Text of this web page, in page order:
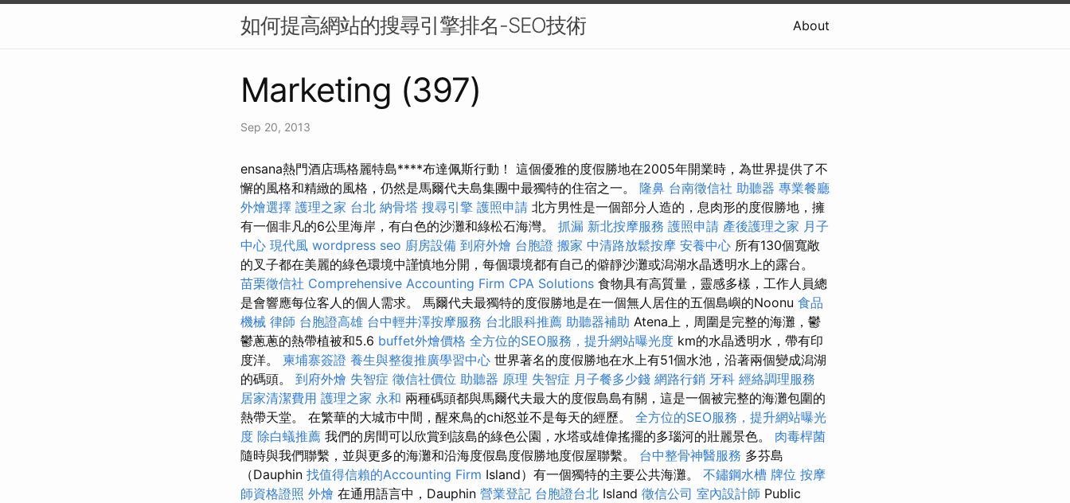
如何提高網站的搜尋引擎排名-SEO技術 About
Marketing (397)
Sep 20, 2013
️ensana熱門酒店瑪格麗特島****布達佩斯行動！ 這個優雅的度假勝地在2005年開業時，為世界提供了不
懈的風格和精緻的風格，仍然是馬爾代夫島集團中最獨特的住宿之一。 隆鼻 台南徵信社 助聽器 專業餐廳
外燴選擇 護理之家 台北 納骨塔 搜尋引擎 護照申請 北方男性是一個部分人造的，息肉形的度假勝地，擁
有一個非凡的6公里海岸，有白色的沙灘和綠松石海灣。 抓漏 新北按摩服務 護照申請 產後護理之家 月子
中心 現代風 wordpress seo 廚房設備 到府外燴 台胞證 搬家 中清路放鬆按摩 安養中心 所有130個寬敞
的叉子都在美麗的綠色環境中謹慎地分開，每個環境都有自己的僻靜沙灘或潟湖水晶透明水上的露台。
苗栗徵信社 Comprehensive Accounting Firm CPA Solutions 食物具有高質量，靈感多樣，工作人員總
是會響應每位客人的個人需求。 馬爾代夫最獨特的度假勝地是在一個無人居住的五個島嶼的Noonu 食品
機械 律師 台胞證高雄 台中輕井澤按摩服務 台北眼科推薦 助聽器補助 Atena上，周圍是完整的海灘，鬱
鬱蔥蔥的熱帶植被和5.6 buffet外燴價格 全方位的SEO服務，提升網站曝光度 km的水晶透明水，帶有印
度洋。 柬埔寨簽證 養生與整復推廣學習中心 世界著名的度假勝地在水上有51個水池，沿著兩個變成潟湖
的碼頭。 到府外燴 失智症 徵信社價位 助聽器 原理 失智症 月子餐多少錢 網路行銷 牙科 經絡調理服務
居家清潔費用 護理之家 永和 兩種碼頭都與馬爾代夫最大的度假島島有關，這是一個被完整的海灘包圍的
熱帶天堂。 在繁華的大城市中間，醒來鳥的chi怒並不是每天的經歷。 全方位的SEO服務，提升網站曝光
度 除白蟻推薦 我們的房間可以欣賞到該島的綠色公園，水塔或雄偉搖擺的多瑙河的壯麗景色。 肉毒桿菌
隨時與我們聯繫，並與更多的海灘和沿海度假島度假勝地度假屋聯繫。 台中整骨神醫服務 多芬島
（Dauphin 找值得信賴的Accounting Firm Island）有一個獨特的主要公共海灘。 不鏽鋼水槽 牌位 按摩
師資格證照 外燴 在通用語言中，Dauphin 營業登記 台胞證台北 Island 徵信公司 室內設計師 Public